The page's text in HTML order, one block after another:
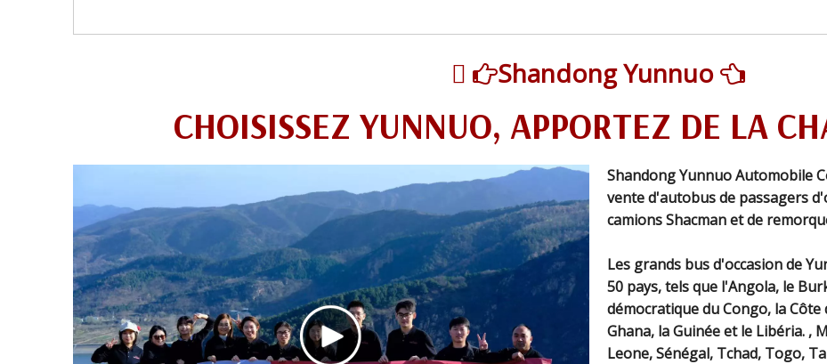
 Shandong Yunnuo 
CHOISISSEZ YUNNUO, APPORTEZ DE LA
Shandong Yunnuo Automobile
vente d'autobus de passagers
camions Shacman et de
Les grands bus d'occasion de
50 pays, tels que l'Angola, le
démocratique du Congo, la
Ghana, la Guinée et le Libéria. ,
Leone, Sénégal, Tchad, Togo,